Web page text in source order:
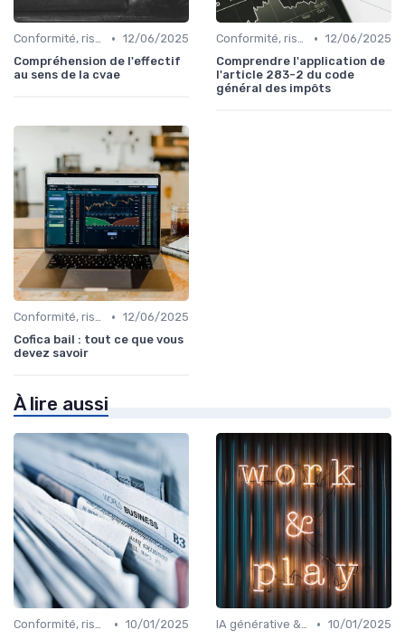
Conformité, risques & réglementation • 12/06/2025
Compréhension de l'effectif
au sens de la cvae
Conformité, risques & réglementation • 12/06/2025
Comprendre l'application de
l'article 283-2 du code
général des impôts
Conformité, risques & réglementation • 12/06/2025
Cofica bail : tout ce que vous
devez savoir
À lire aussi
Conformité, risques & réglementation • 10/01/2025
IA générative & futur du CFO • 10/01/2025